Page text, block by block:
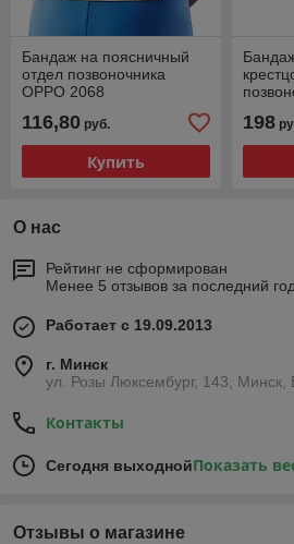
Бандаж на поясничный
отдел позвоночника
OPPO 2068
116,80 руб.
Купить
198
О нас
Рейтинг не сформирован
Менее 5 отзывов за последний
Работает с 19.09.2013
г. Минск
ул. Розы Люксембург, 143, Минск,
Контакты
Сегодня выходнойПоказать
Отзывы о магазине